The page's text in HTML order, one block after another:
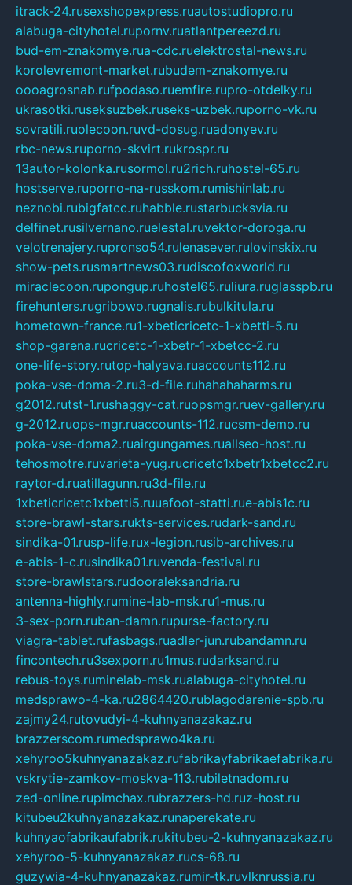
itrack-24.rusexshopexpress.ruautostudiopro.ru
alabuga-cityhotel.rupornv.ruatlantpereezd.ru
bud-em-znakomye.rua-cdc.ruelektrostal-news.ru
korolevremont-market.rubudem-znakomye.ru
oooagrosnab.rufpodaso.ruemfire.rupro-otdelky.ru
ukrasotki.ruseksuzbek.ruseks-uzbek.ruporno-vk.ru
sovratili.ruolecoon.ruvd-dosug.ruadonyev.ru
rbc-news.ruporno-skvirt.rukrospr.ru
13autor-kolonka.rusormol.ru2rich.ruhostel-65.ru
hostserve.ruporno-na-russkom.rumishinlab.ru
neznobi.rubigfatcc.ruhabble.rustarbucksvia.ru
delfinet.rusilvernano.ruelestal.ruvektor-doroga.ru
velotrenajery.rupronso54.rulenasever.rulovinskix.ru
show-pets.rusmartnews03.rudiscofoxworld.ru
miraclecoon.rupongup.ruhostel65.ruliura.ruglasspb.ru
firehunters.rugribowo.rugnalis.rubulkitula.ru
hometown-france.ru1-xbeticricetc-1-xbetti-5.ru
shop-garena.rucricetc-1-xbetr-1-xbetcc-2.ru
one-life-story.rutop-halyava.ruaccounts112.ru
poka-vse-doma-2.ru3-d-file.ruhahahaharms.ru
g2012.rutst-1.rushaggy-cat.ruopsmgr.ruev-gallery.ru
g-2012.ruops-mgr.ruaccounts-112.rucsm-demo.ru
poka-vse-doma2.ruairgungames.ruallseo-host.ru
tehosmotre.ruvarieta-yug.rucricetc1xbetr1xbetcc2.ru
raytor-d.ruatillagunn.ru3d-file.ru
1xbeticricetc1xbetti5.ruuafoot-statti.rue-abis1c.ru
store-brawl-stars.rukts-services.rudark-sand.ru
sindika-01.rusp-life.rux-legion.rusib-archives.ru
e-abis-1-c.rusindika01.ruvenda-festival.ru
store-brawlstars.rudooraleksandria.ru
antenna-highly.rumine-lab-msk.ru1-mus.ru
3-sex-porn.ruban-damn.rupurse-factory.ru
viagra-tablet.rufasbags.ruadler-jun.rubandamn.ru
fincontech.ru3sexporn.ru1mus.rudarksand.ru
rebus-toys.ruminelab-msk.rualabuga-cityhotel.ru
medsprawo-4-ka.ru2864420.rublagodarenie-spb.ru
zajmy24.rutovudyi-4-kuhnyanazakaz.ru
brazzerscom.rumedsprawo4ka.ru
xehyroo5kuhnyanazakaz.rufabrikayfabrikaefabrika.ru
vskrytie-zamkov-moskva-113.rubiletnadom.ru
zed-online.rupimchax.rubrazzers-hd.ruz-host.ru
kitubeu2kuhnyanazakaz.runaperekate.ru
kuhnyaofabrikaufabrik.rukitubeu-2-kuhnyanazakaz.ru
xehyroo-5-kuhnyanazakaz.rucs-68.ru
guzywia-4-kuhnyanazakaz.rumir-tk.ruvlknrussia.ru